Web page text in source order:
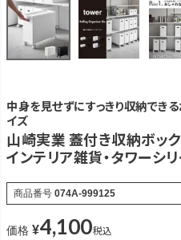
中身を見せずにすっきり収納でき
イズ
山崎実業 蓋付き収納ボッ
インテリア雑貨・タワーシ
商品番号 074A-999125
価格 ¥4,100税込